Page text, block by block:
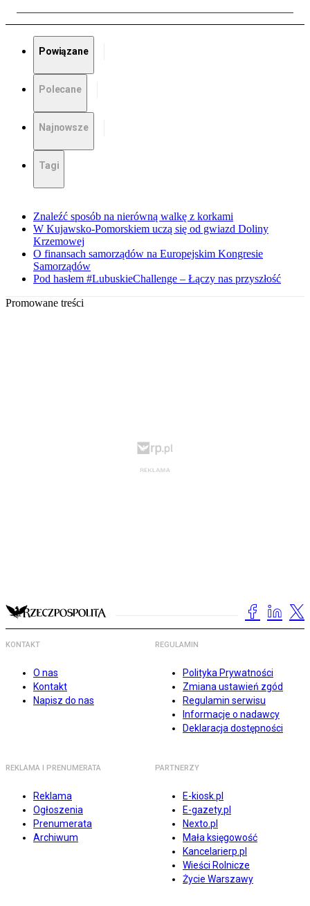
Powiązane
Polecane
Najnowsze
Tagi
Znaleźć sposób na nierówną walkę z korkami
W Kujawsko-Pomorskiem uczą się od gwiazd Doliny
Krzemowej
O finansach samorządów na Europejskim Kongresie
Samorządów
Pod hasłem #LubuskieChallenge – Łączy nas przyszłość
Promowane treści
KONTAKT
O nas
Kontakt
Napisz do nas
REGULAMIN
Polityka Prywatności
Zmiana ustawień zgód
Regulamin serwisu
Informacje o nadawcy
Deklaracja dostępności
REKLAMA I PRENUMERATA
Reklama
Ogłoszenia
Prenumerata
Archiwum
PARTNERZY
E-kiosk.pl
E-gazety.pl
Nexto.pl
Mała księgowość
Kancelarierp.pl
Wieści Rolnicze
Życie Warszawy